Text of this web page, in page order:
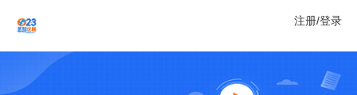
注册/登录